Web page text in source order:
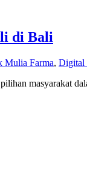
di Bali
Mulia Farma, Digital
masyarakat